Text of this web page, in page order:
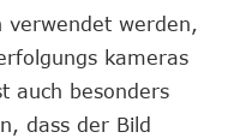
verwendet werden,
kameras
auch besonders
dass der Bild